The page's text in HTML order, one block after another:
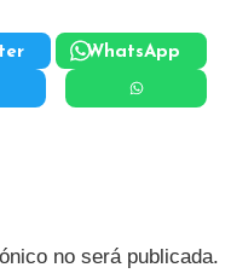
WhatsApp
no será publicada.